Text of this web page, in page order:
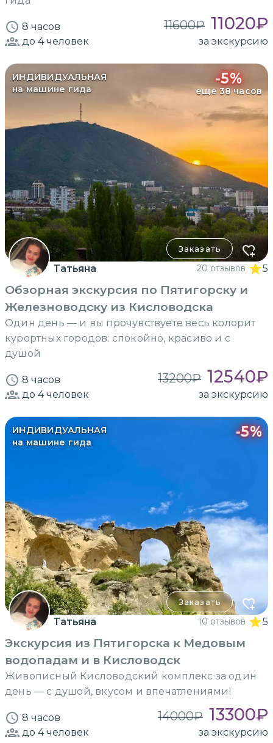
8 часов 11600₽ 11020₽
до 4человек за экскурсию
ИНДИВИДУАЛЬНАЯ
на машине гида
-5%
еще 38 часов
Заказать
Татьяна 20 отзывов 5
Обзорная экскурсия по Пятигорску и
Железноводску из Кисловодска
Один день — и вы прочувствуете весь колорит
курортных городов: спокойно, красиво и с
душой
8 часов 13200₽ 12540₽
до 4человек за экскурсию
ИНДИВИДУАЛЬНАЯ
на машине гида
-5%
Заказать
Татьяна 10 отзывов 5
Экскурсия из Пятигорска к Медовым
водопадам и в Кисловодск
Живописный Кисловодский комплекс за один
день — с душой, вкусом и впечатлениями!
8 часов 14000₽ 13300₽
до 4человек за экскурсию